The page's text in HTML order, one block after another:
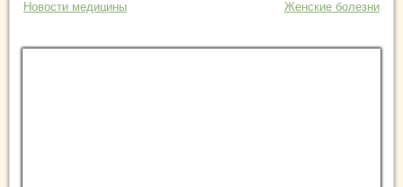
Новости медицины Женские болезни